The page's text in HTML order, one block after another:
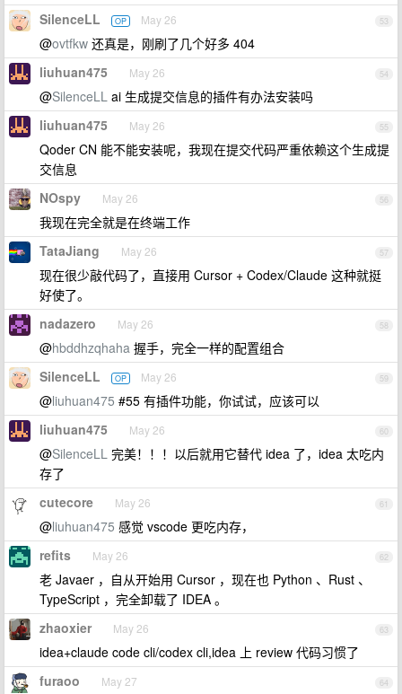
53
SilenceLL OP May 26
@ovtfkw 还真是，刚刷了几个好多 404
54
liuhuan475 May 26
@SilenceLL ai 生成提交信息的插件有办法安装吗
55
liuhuan475 May 26
Qoder CN 能不能安装呢，我现在提交代码严重依赖这个生成提
交信息
56
NOspy May 26
我现在完全就是在终端工作
57
TataJiang May 26
现在很少敲代码了，直接用 Cursor + Codex/Claude 这种就挺
好使了。
58
nadazero May 26
@hbddhzqhaha 握手，完全一样的配置组合
59
SilenceLL OP May 26
@liuhuan475 #55 有插件功能，你试试，应该可以
60
liuhuan475 May 26
@SilenceLL 完美！！！以后就用它替代 idea 了，idea 太吃内
存了
61
cutecore May 26
@liuhuan475 感觉 vscode 更吃内存，
62
refits May 26
老 Javaer ，自从开始用 Cursor ，现在也 Python 、Rust 、
TypeScript ，完全卸载了 IDEA 。
63
zhaoxier May 26
idea+claude code cli/codex cli,idea 上 review 代码习惯了
64
furaoo May 27